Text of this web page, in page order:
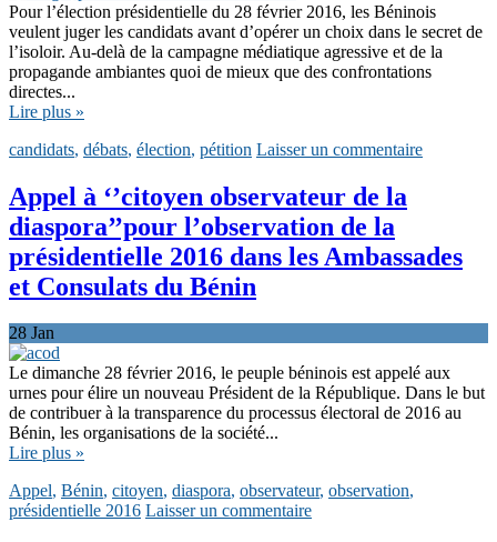
Pour l’élection présidentielle du 28 février 2016, les Béninois
veulent juger les candidats avant d’opérer un choix dans le secret de
l’isoloir. Au-delà de la campagne médiatique agressive et de la
propagande ambiantes quoi de mieux que des confrontations
directes...
Lire plus »
candidats, débats, élection, pétition Laisser un commentaire
Appel à ‘’citoyen observateur de la
diaspora’’pour l’observation de la
présidentielle 2016 dans les Ambassades
et Consulats du Bénin
28 Jan
Le dimanche 28 février 2016, le peuple béninois est appelé aux
urnes pour élire un nouveau Président de la République. Dans le but
de contribuer à la transparence du processus électoral de 2016 au
Bénin, les organisations de la société...
Lire plus »
Appel, Bénin, citoyen, diaspora, observateur, observation,
présidentielle 2016 Laisser un commentaire